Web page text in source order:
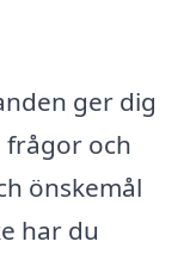
ger dig
frågor och
önskemål
har du